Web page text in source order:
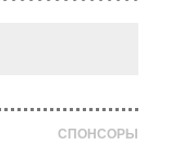
СПОНСОРЫ